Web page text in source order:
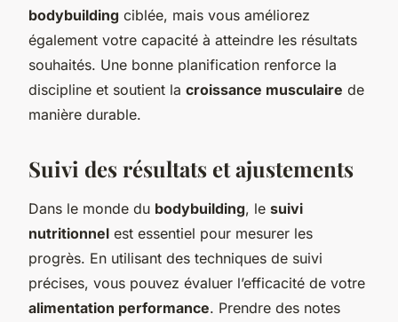
bodybuilding ciblée, mais vous améliorez
également votre capacité à atteindre les résultats
souhaités. Une bonne planification renforce la
discipline et soutient la croissance musculaire de
manière durable.
Suivi des résultats et ajustements
Dans le monde du bodybuilding, le suivi
nutritionnel est essentiel pour mesurer les
progrès. En utilisant des techniques de suivi
précises, vous pouvez évaluer l’efficacité de votre
alimentation performance. Prendre des notes